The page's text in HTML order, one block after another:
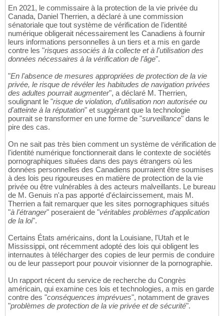
En 2021, le commissaire à la protection de la vie privée du
Canada, Daniel Therrien, a déclaré à une commission
sénatoriale que tout système de vérification de l'identité
numérique obligerait nécessairement les Canadiens à fournir
leurs informations personnelles à un tiers et a mis en garde
contre les "risques associés à la collecte et à l'utilisation des
données nécessaires à la vérification de l'âge".
"En l'absence de mesures appropriées de protection de la vie
privée, le risque de révéler les habitudes de navigation privées
des adultes pourrait augmenter", a déclaré M. Therrien,
soulignant le "risque de violation, d'utilisation non autorisée ou
d'atteinte à la réputation" et suggérant que la technologie
pourrait se transformer en une forme de "surveillance" dans le
pire des cas.
On ne sait pas très bien comment un système de vérification de
l'identité numérique fonctionnerait dans le contexte de sociétés
pornographiques situées dans des pays étrangers où les
données personnelles des Canadiens pourraient être soumises
à des lois peu rigoureuses en matière de protection de la vie
privée ou être vulnérables à des acteurs malveillants. Le bureau
de M. Genuis n'a pas apporté d'éclaircissement, mais M.
Therrien a fait remarquer que les sites pornographiques situés
"à l'étranger" poseraient de "véritables problèmes d'application
de la loi".
Certains États américains, dont la Louisiane, l'Utah et le
Mississippi, ont récemment adopté des lois qui obligent les
internautes à télécharger des copies de leur permis de conduire
ou de leur passeport pour pouvoir visionner de la pornographie.
Un rapport récent du service de recherche du Congrès
américain, qui examine ces lois et technologies, a mis en garde
contre des "conséquences imprévues", notamment de graves
"problèmes de protection de la vie privée et de sécurité".